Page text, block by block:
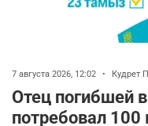
7 августа 2026, 12:02 • Кудрет
Отец погибшей
потребовал 100